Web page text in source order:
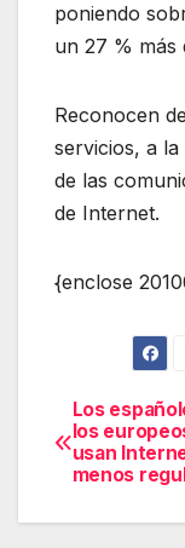
poniendo
un 27 % más
Reconocen
servicios, a
de las
de Internet.
{enclose
de
Los
los
usan
menos